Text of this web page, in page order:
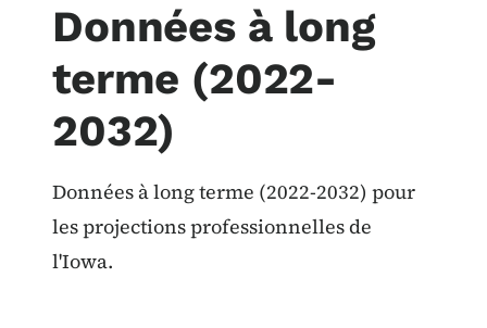
Données à long
terme (2022-
2032)
Données à long terme (2022-2032) pour
les projections professionnelles de
l'Iowa.